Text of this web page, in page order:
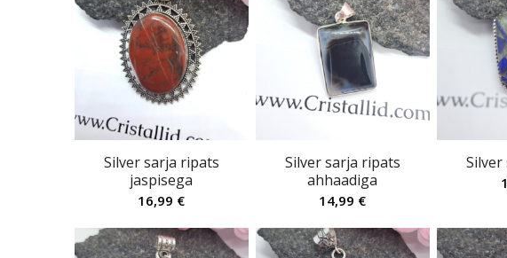
Silver sarja ripats
jaspisega
16,99 €
Silver sarja ripats
ahhaadiga
14,99 €